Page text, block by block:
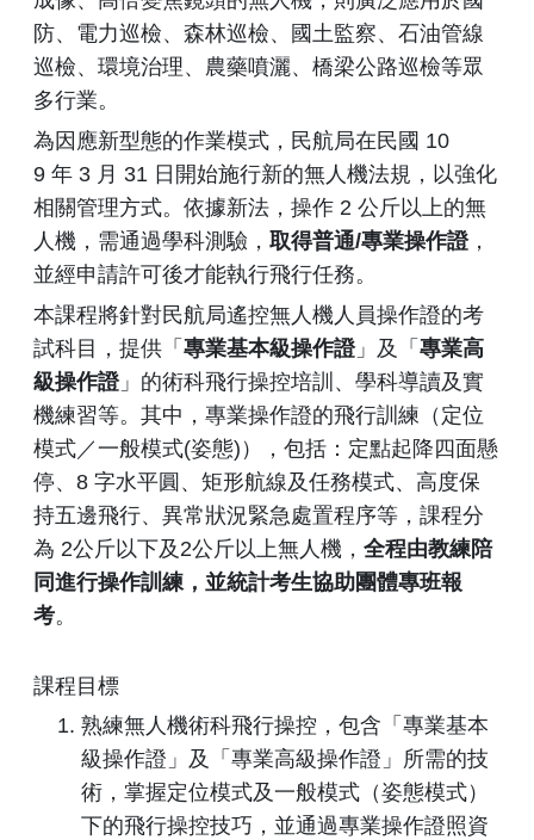
防、電力巡檢、森林巡檢、國土監察、石油管線
巡檢、環境治理、農藥噴灑、橋梁公路巡檢等眾
多行業。
為因應新型態的作業模式，民航局在民國 10
9 年 3 月 31 日開始施行新的無人機法規，以強化
相關管理方式。依據新法，操作 2 公斤以上的無
人機，需通過學科測驗， 取得普通/專業操作證，
並經申請許可後才能執行飛行任務。
本課程將針對民航局遙控無人機人員操作證的考
試科目，提供「 專業基本級操作證」及「 專業高
級操作證」的術科飛行操控培訓、學科導讀及實
機練習等。其中，專業操作證的飛行訓練（定位
模式／一般模式(姿態)），包括：定點起降四面懸
停、8 字水平圓、矩形航線及任務模式、高度保
持五邊飛行、異常狀況緊急處置程序等，課程分
為 2公斤以下及2公斤以上無人機， 全程由教練陪
同進行操作訓練，並統計考生協助團體專班報
考。
課程目標
熟練無人機術科飛行操控，包含「專業基本
級操作證」及「專業高級操作證」所需的技
術，掌握定位模式及一般模式（姿態模式）
下的飛行操控技巧，並通過專業操作證照資